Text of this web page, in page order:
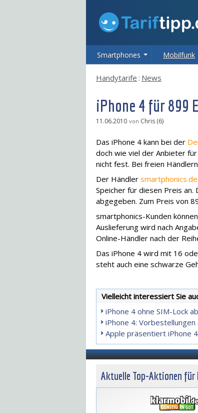
Smartphones Mobilfunk
Handytarife : News
iPhone 4 für 899
11.06.2010 von Chris (6)
Das iPhone 4 kann bei der
doch wie viel der Anbieter
nicht fest. Bei freien
Der Händler smartphonics.de
Speicher für diesen Preis an.
abgegeben. Zum Preis von
smartphonics-Kunden
Auslieferung wird nach
Online-Händler nach der
Das iPhone 4 wird mit 16
steht auch eine schwarze
Vielleicht interessiert Sie
iPhone 4 ohne SIM-Lock
iPhone 4: Vorbestellungen
Apple präsentiert iPhone 4
Aktuelle Top-Aktionen für